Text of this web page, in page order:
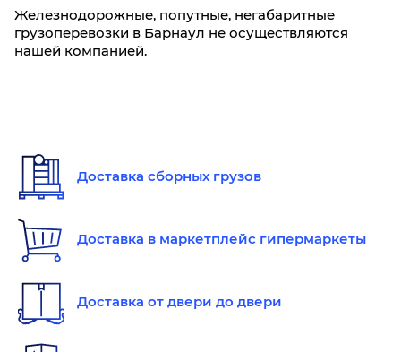
Железнодорожные, попутные, негабаритные
грузоперевозки в Барнаул не осуществляются
нашей компанией.
Доставка сборных грузов
Доставка в маркетплейс гипермаркеты
Доставка от двери до двери